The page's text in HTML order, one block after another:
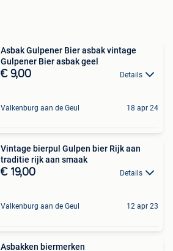
Asbak Gulpener Bier asbak vintage
Gulpener Bier asbak geel
€ 9,00 Details
Valkenburg aan de Geul 18 apr 24
Vintage bierpul Gulpen bier Rijk aan
traditie rijk aan smaak
€ 19,00 Details
Valkenburg aan de Geul 12 apr 23
Asbakken biermerken